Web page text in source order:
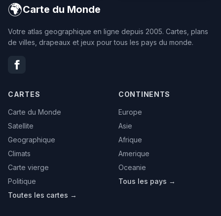
🌍Carte du Monde
Votre atlas geographique en ligne depuis 2005. Cartes, plans
de villes, drapeaux et jeux pour tous les pays du monde.
CARTES
Carte du Monde
Satellite
Geographique
Climats
Carte vierge
Politique
Toutes les cartes →
CONTINENTS
Europe
Asie
Afrique
Amerique
Oceanie
Tous les pays →